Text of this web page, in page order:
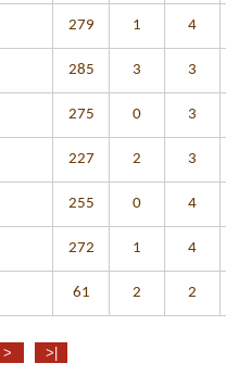
279 1 4
285 3 3
275 0 3
227 2 3
255 0 4
272 1 4
61 2 2
> >|